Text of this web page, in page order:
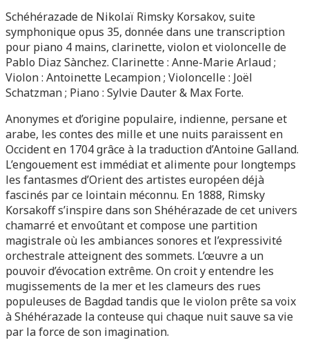
Schéhérazade de Nikolaï Rimsky Korsakov, suite
symphonique opus 35, donnée dans une transcription
pour piano 4 mains, clarinette, violon et violoncelle de
Pablo Diaz Sànchez. Clarinette : Anne-Marie Arlaud ;
Violon : Antoinette Lecampion ; Violoncelle : Joël
Schatzman ; Piano : Sylvie Dauter & Max Forte.
Anonymes et d’origine populaire, indienne, persane et
arabe, les contes des mille et une nuits paraissent en
Occident en 1704 grâce à la traduction d’Antoine Galland.
L’engouement est immédiat et alimente pour longtemps
les fantasmes d’Orient des artistes européen déjà
fascinés par ce lointain méconnu. En 1888, Rimsky
Korsakoff s’inspire dans son Shéhérazade de cet univers
chamarré et envoûtant et compose une partition
magistrale où les ambiances sonores et l’expressivité
orchestrale atteignent des sommets. L’œuvre a un
pouvoir d’évocation extrême. On croit y entendre les
mugissements de la mer et les clameurs des rues
populeuses de Bagdad tandis que le violon prête sa voix
à Shéhérazade la conteuse qui chaque nuit sauve sa vie
par la force de son imagination.